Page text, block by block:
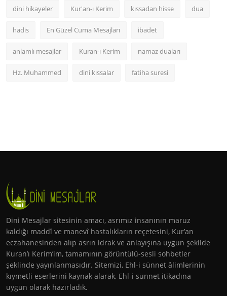
dini hikayeler Kur'an-ı Kerim kıssadan hisse dua
hadis En Güzel Cuma Mesajları ibadet
anlamlı mesajlar Kuran-ı Kerim namaz duaları
Hz. Muhammed dini kıssalar fatiha suresi
Dini Mesajlar sitesinin amacı, asrımız insanının maruz
kaldığı maddî ve manevî hastalıkların reçetesini, Kur’an
eczahanesinden alıp asrın idrak ve anlayışına uygun şekilde
Kuran’ı Kerim’im, tamamının görüntülü-sesli sohbetler
şeklinde yayınlanmasıdır. Sitemizi, Ehl-i sünnet âlimlerinin
kıymetli eserlerini kaynak alarak, Ehl-i sünnet itikadına
uygun olarak hazırladık.